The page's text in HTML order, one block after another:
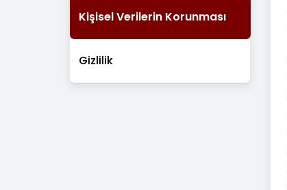
Kişisel Verilerin Korunması
Gizlilik